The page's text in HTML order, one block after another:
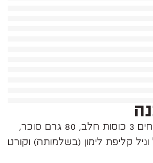
בסיר עמוק מרתיחים 3 כוסות חלב, 80 גרם סוכר,
קליפת לימון (בשלמותה) וקורט